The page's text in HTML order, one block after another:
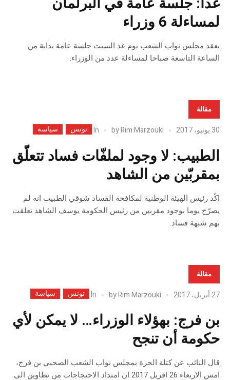
لمساءلة 6 وزراء
يعقد مجلس نواب الشعب يوم غد السبت جلسة عامة بداية من
الساعة التاسعة صباحا لمساءلة عدد من الوزراء.
مقالة
30 يونيو، 2017 byRim Marzouki
In تونس سياسة
الطبيب: لا وجود لملفّات فساد تتعلّق
بمقربّين من الشاهد
اكّد رئيس الهيئة الوطنية لمكافحة الفساد شوقي الطبيب انه لم
يصرّح يوما بوجود مقربين من رئيس الحكومة يوسف الشاهد تعلقت
بهم شبهة فساد.
مقالة
27 أبريل، 2017 byRim Marzouki
In تونس سياسة
بن فرج: بهؤلاء الوزراء… لا يمكن لأي
حكومة أن تنجح
قال النائب عن كتلة الحرة بمجلس نواب الشعب الصحبي بن فرج،
امس الاربعاء 26 افريل 2017 ان امتداد الاحتجاجات من تطاوين الى